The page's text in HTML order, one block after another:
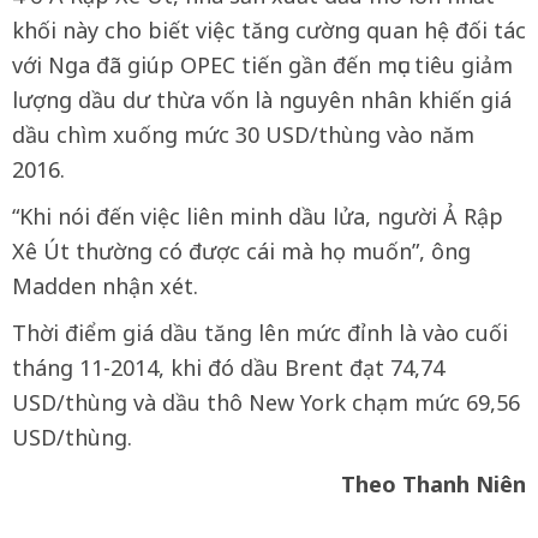
khối này cho biết việc tăng cường quan hệ đối tác
với Nga đã giúp OPEC tiến gần đến mục tiêu giảm
lượng dầu dư thừa vốn là nguyên nhân khiến giá
dầu chìm xuống mức 30 USD/thùng vào năm
2016.
“Khi nói đến việc liên minh dầu lửa, người Ả Rập
Xê Út thường có được cái mà họ muốn”, ông
Madden nhận xét.
Thời điểm giá dầu tăng lên mức đỉnh là vào cuối
tháng 11-2014, khi đó dầu Brent đạt 74,74
USD/thùng và dầu thô New York chạm mức 69,56
USD/thùng.
Theo Thanh Niên